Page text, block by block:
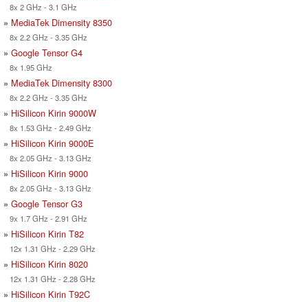
8x 2 GHz - 3.1 GHz
» MediaTek Dimensity 8350
8x 2.2 GHz - 3.35 GHz
» Google Tensor G4
8x 1.95 GHz
» MediaTek Dimensity 8300
8x 2.2 GHz - 3.35 GHz
» HiSilicon Kirin 9000W
8x 1.53 GHz - 2.49 GHz
» HiSilicon Kirin 9000E
8x 2.05 GHz - 3.13 GHz
» HiSilicon Kirin 9000
8x 2.05 GHz - 3.13 GHz
» Google Tensor G3
9x 1.7 GHz - 2.91 GHz
» HiSilicon Kirin T82
12x 1.31 GHz - 2.29 GHz
» HiSilicon Kirin 8020
12x 1.31 GHz - 2.28 GHz
» HiSilicon Kirin T92C